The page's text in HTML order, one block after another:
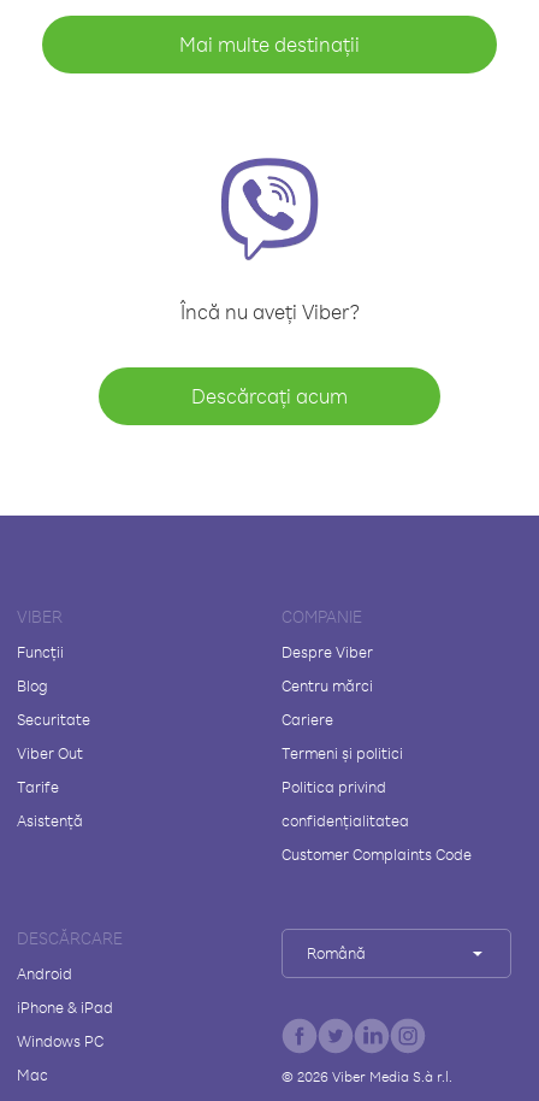
Mai multe destinații
Încă nu aveți Viber?
Descărcați acum
VIBER
Funcții
Blog
Securitate
Viber Out
Tarife
Asistență
COMPANIE
Despre Viber
Centru mărci
Cariere
Termeni și politici
Politica privind
confidențialitatea
Customer Complaints Code
DESCĂRCARE
Android
iPhone & iPad
Windows PC
Mac
Română
© 2026Viber Media S.à r.l.